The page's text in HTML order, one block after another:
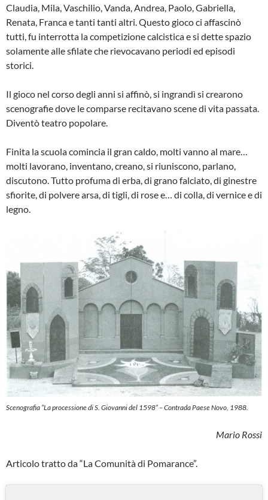
Claudia, Mila, Vaschilio, Vanda, Andrea, Paolo, Gabriella,
Renata, Franca e tanti tanti altri. Questo gioco ci affascinò
tutti, fu interrotta la competizione calcistica e si dette spazio
solamente alle sfilate che rievocavano periodi ed episodi
storici.
Il gioco nel corso degli anni si affinò, si ingrandì si crearono
scenografie dove le comparse recitavano scene di vita passata.
Diventò teatro popolare.
Finita la scuola comincia il gran caldo, molti vanno al mare…
molti lavorano, inventano, creano, si riuniscono, parlano,
discutono. Tutto profuma di erba, di grano falciato, di ginestre
sfiorite, di polvere arsa, di tigli, di rose e… di colla, di vernice e di
legno.
Scenografia “La processione di S. Giovanni del 1598“ – Contrada Paese Novo, 1988.
Mario Rossi
Articolo tratto da “La Comunità di Pomarance”.